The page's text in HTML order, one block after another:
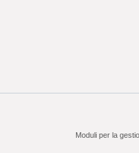
Moduli per la